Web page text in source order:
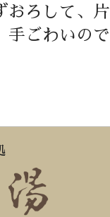
おろして、
手ごわいの